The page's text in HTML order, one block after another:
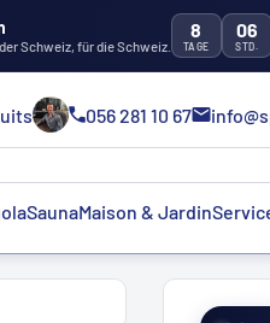
Schweiz, für die Schweiz.
8
TAGE
06
STD.
056 281 10 67
SaunaMaison & Jardin